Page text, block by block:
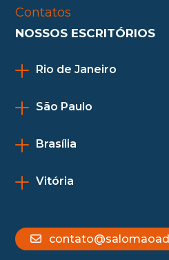
Contatos
NOSSOS ESCRITÓRIOS
Rio de Janeiro
São Paulo
Brasília
Vitória